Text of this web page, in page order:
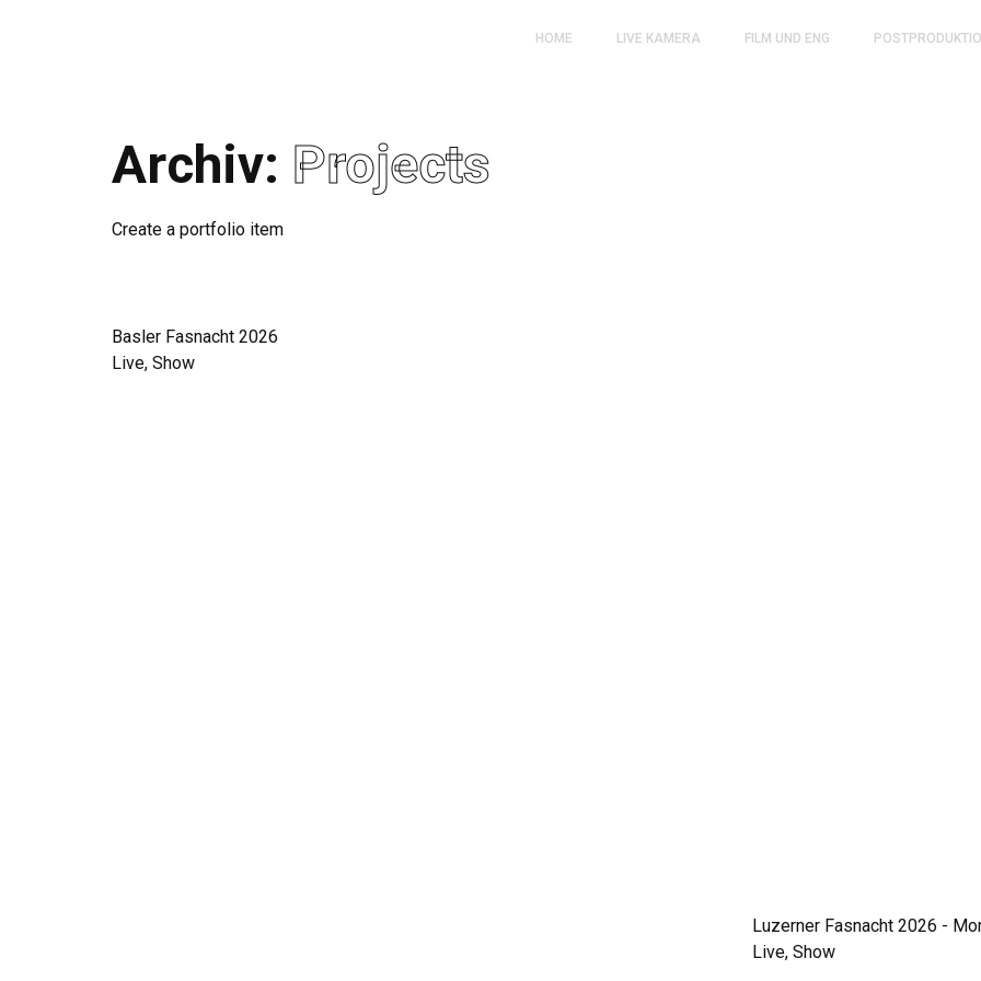
HOME LIVE KAMERA FILM UND ENG
Archiv: Projects
Create a portfolio item
Basler Fasnacht 2026
Live, Show
Luzerner Fasnacht 2026 -
Live, Show